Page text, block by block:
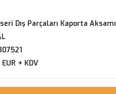
Dış Parçaları Kaporta Aksamı
+ KDV